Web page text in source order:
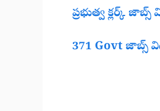
ప్రభుత్వ క్లర్క్ జాబ్స్
371 Govt జాబ్స్